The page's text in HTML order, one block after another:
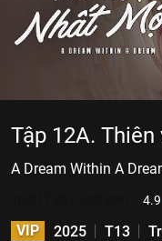
Tập 12A. Thiên
A Dream Within A
4.9
VIP 2025 T13